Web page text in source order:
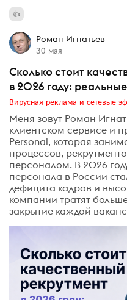
Роман Игнатьев
30 мая
Сколько стоит
в 2026 году:
Вирусная реклама и сетевые
Меня зовут Роман
клиентском сервисе и
Personal, которая
процессов,
персоналом. В 2026
персонала в России
дефицита кадров и
компании тратят
закрытие каждой